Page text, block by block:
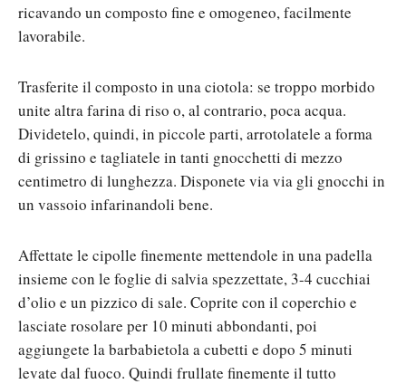
ricavando un composto fine e omogeneo, facilmente
lavorabile.
Trasferite il composto in una ciotola: se troppo morbido
unite altra farina di riso o, al contrario, poca acqua.
Dividetelo, quindi, in piccole parti, arrotolatele a forma
di grissino e tagliatele in tanti gnocchetti di mezzo
centimetro di lunghezza. Disponete via via gli gnocchi in
un vassoio infarinandoli bene.
Affettate le cipolle finemente mettendole in una padella
insieme con le foglie di salvia spezzettate, 3-4 cucchiai
d’olio e un pizzico di sale. Coprite con il coperchio e
lasciate rosolare per 10 minuti abbondanti, poi
aggiungete la barbabietola a cubetti e dopo 5 minuti
levate dal fuoco. Quindi frullate finemente il tutto